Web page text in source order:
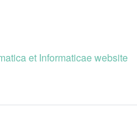
et Informaticae website